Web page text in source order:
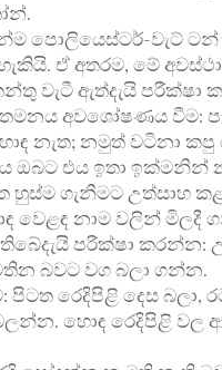
පොලියෙස්ටර්-වැට්
ඒ අතරම, මේ
වැටී ඇත්දැයි පරීක්ෂා
අවශෝෂණය වීම:
නැත; නමුත් වටිනා
ඔබට එය ඉතා ඉක්මනින්
හුස්ම ගැනීමට උත්සාහ
වෙළඳ නාම වලින්
පරීක්ෂා
බවට වග බලා ගන්න.
රෙදිපිළි දෙස බලා,
බලන්න. හොඳ රෙදිපිළි